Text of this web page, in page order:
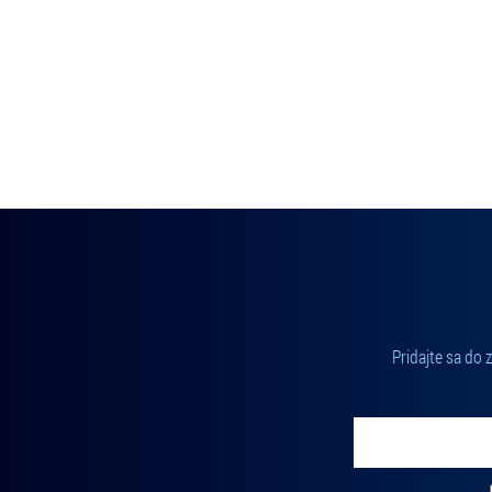
Pridajte sa do
Zadajte svoju e-mailovú adresu, na ktorú vám budeme